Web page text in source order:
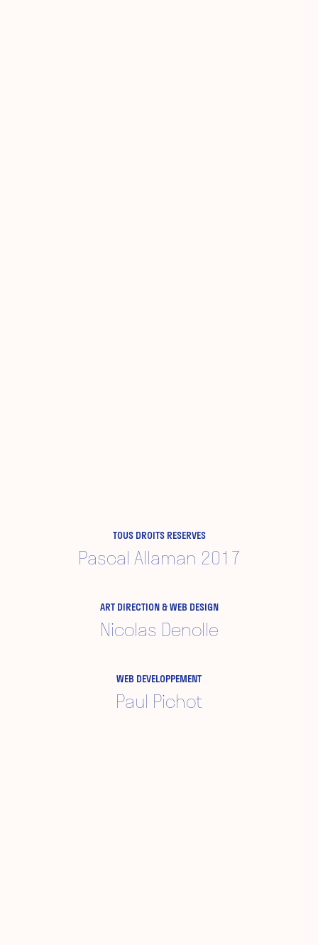
TOUS DROITS RESERVES
Pascal Allaman 2017
ART DIRECTION & WEB DESIGN
Nicolas Denolle
WEB DEVELOPPEMENT
Paul Pichot